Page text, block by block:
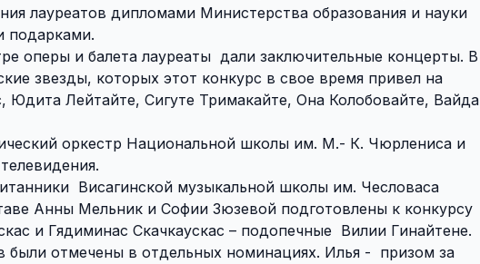
лауреатов дипломами Министерства образования и науки
подарками.
оперы и балета лауреаты дали заключительные концерты. В
звезды, которых этот конкурс в свое время привел на
Юдита Лейтайте, Сигуте Тримакайте, Она Колобовайте, Вайда
оркестр Национальной школы им. М.- К. Чюрлениса и
Висагинской музыкальной школы им. Чесловаса
Анны Мельник и Софии Зюзевой подготовлены к конкурсу
и Гядиминас Скачкаускас – подопечные Вилии Гинайтене.
были отмечены в отдельных номинациях. Илья - призом за